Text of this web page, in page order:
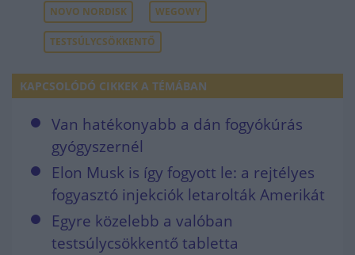
NOVO NORDISK WEGOWY
TESTSÚLYCSÖKKENTŐ
KAPCSOLÓDÓ CIKKEK A TÉMÁBAN
Van hatékonyabb a dán fogyókúrás
gyógyszernél
Elon Musk is így fogyott le: a rejtélyes
fogyasztó injekciók letarolták Amerikát
Egyre közelebb a valóban
testsúlycsökkentő tabletta